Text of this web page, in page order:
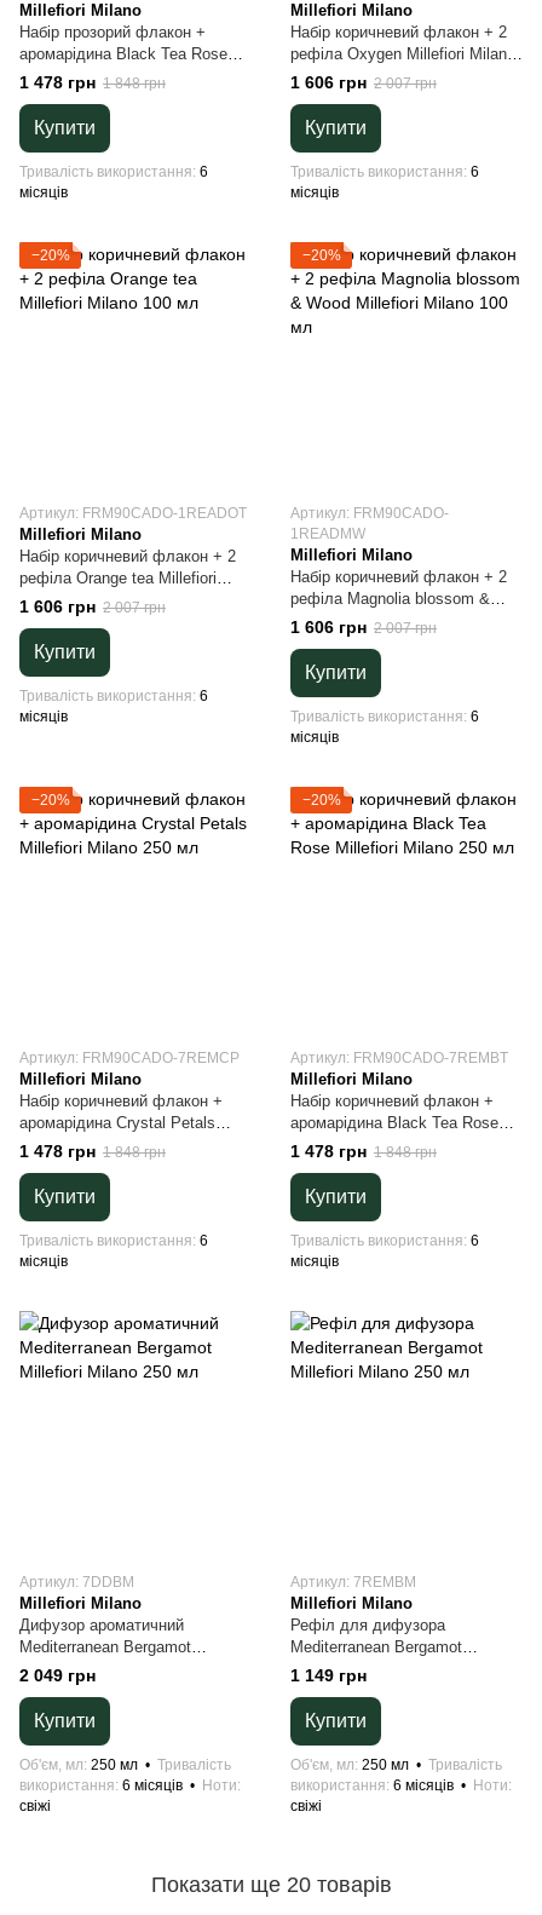
Millefiori Milano
Набір прозорий флакон +
аромарідина Black Tea Rose
Millefiori Milano 250 мл
1 478 грн 1 848 грн
Купити
Тривалість використання 6
місяців
Millefiori Milano
Набір коричневий флакон + 2
рефіла Oxygen Millefiori Milano
100 мл
1 606 грн 2 007 грн
Купити
Тривалість використання 6
місяців
−20%
Артикул: FRM90CADO-1READOT
Millefiori Milano
Набір коричневий флакон + 2
рефіла Orange tea Millefiori
Milano 100 мл
1 606 грн 2 007 грн
Купити
Тривалість використання 6
місяців
−20%
Артикул: FRM90CADO-
1READMW
Millefiori Milano
Набір коричневий флакон + 2
рефіла Magnolia blossom &
Wood Millefiori Milano 100 мл
1 606 грн 2 007 грн
Купити
Тривалість використання 6
місяців
−20%
Артикул: FRM90CADO-7REMCP
Millefiori Milano
Набір коричневий флакон +
аромарідина Crystal Petals
Millefiori Milano 250 мл
1 478 грн 1 848 грн
Купити
Тривалість використання 6
місяців
−20%
Артикул: FRM90CADO-7REMBT
Millefiori Milano
Набір коричневий флакон +
аромарідина Black Tea Rose
Millefiori Milano 250 мл
1 478 грн 1 848 грн
Купити
Тривалість використання 6
місяців
Артикул: 7DDBM
Millefiori Milano
Дифузор ароматичний
Mediterranean Bergamot
Millefiori Milano 250 мл
2 049 грн
Купити
Об'єм, мл 250 мл
Тривалість
використання 6 місяців
Ноти
свіжі
Артикул: 7REMBM
Millefiori Milano
Рефіл для дифузора
Mediterranean Bergamot
Millefiori Milano 250 мл
1 149 грн
Купити
Об'єм, мл 250 мл
Тривалість
використання 6 місяців
Ноти
свіжі
Показати ще 20 товарів